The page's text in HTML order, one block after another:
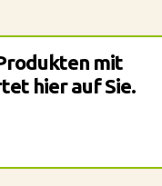
mit
hier auf Sie.